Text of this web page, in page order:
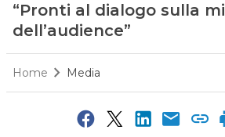
“Pronti al dialogo sulla
dell’audience”
Home Media